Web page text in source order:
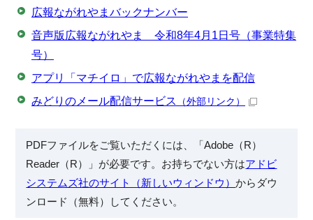
広報ながれやまバックナンバー
音声版広報ながれやま 令和8年4月1日号（事業特集
号）
アプリ「マチイロ」で広報ながれやまを配信
みどりのメール配信サービス
（外部リンク）
PDFファイルをご覧いただくには、「Adobe（R）
Reader（R）」が必要です。お持ちでない方はアドビ
システムズ社のサイト（新しいウィンドウ）からダウ
ンロード（無料）してください。